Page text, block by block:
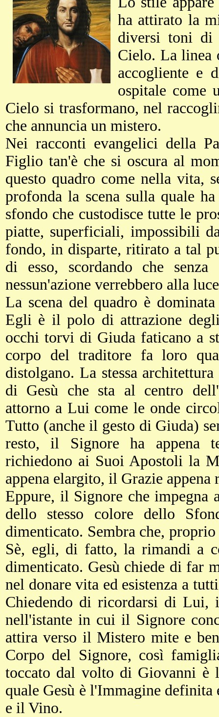
ha attirato la
diversi toni di
Cielo. La linea
accogliente e
ospitale come
Cielo si trasformano, nel
che annuncia un mistero.
Nei racconti evangelici della
Figlio tan'è che si oscura al
questo quadro come nella vita,
profonda la scena sulla quale
sfondo che custodisce tutte le
piatte, superficiali, impossibili
fondo, in disparte, ritirato a tal
di esso, scordando che senza
nessun'azione verrebbero alla
La scena del quadro è
Egli è il polo di attrazione
occhi torvi di Giuda faticano a
corpo del traditore fa loro
distolgano. La stessa
di Gesù che sta al centro
attorno a Lui come le onde
Tutto (anche il gesto di Giuda)
resto, il Signore ha appena
richiedono ai Suoi Apostoli la
appena elargito, il Grazie appena
Eppure, il Signore che
dello stesso colore dello
dimenticato. Sembra che,
Sè, egli, di fatto, la rimandi a
dimenticato. Gesù chiede di far
nel donare vita ed esistenza a
Chiedendo di ricordarsi di Lui,
nell'istante in cui il Signore
attira verso il Mistero mite e
Corpo del Signore, così
toccato dal volto di Giovanni è
quale Gesù è l'Immagine
e il Vino.